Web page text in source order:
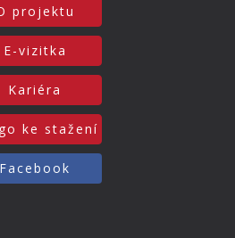
projektu
E-vizitka
Kariéra
ke stažení
Facebook